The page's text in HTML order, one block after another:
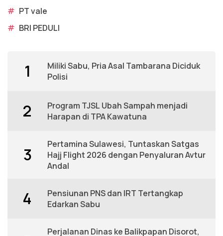
# PT vale
# BRI PEDULI
1
Miliki Sabu, Pria Asal Tambarana Diciduk
Polisi
2
Program TJSL Ubah Sampah menjadi
Harapan di TPA Kawatuna
3
Pertamina Sulawesi, Tuntaskan Satgas
Hajj Flight 2026 dengan Penyaluran Avtur
Andal
4
Pensiunan PNS dan IRT Tertangkap
Edarkan Sabu
Perjalanan Dinas ke Balikpapan Disorot,